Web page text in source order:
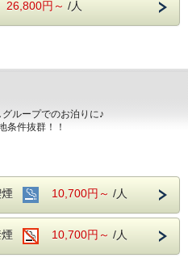
26,800円～ /人
ループでのお泊りに♪
条件抜群！！
！！
い♪添い寝のお子様は
ＯＫです
ごしいただく為に、お客様の触れる機
行っております。
煙 10,700円～ /人
煙 10,700円～ /人